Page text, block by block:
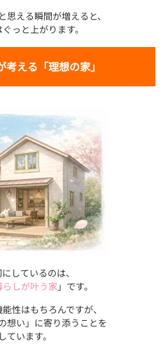
思える瞬間が増えると、
っと上がります。
える「理想の家」
しているのは、
しが叶う家 」です。
性はもちろんですが、
想い」に寄り添うことを
ています。